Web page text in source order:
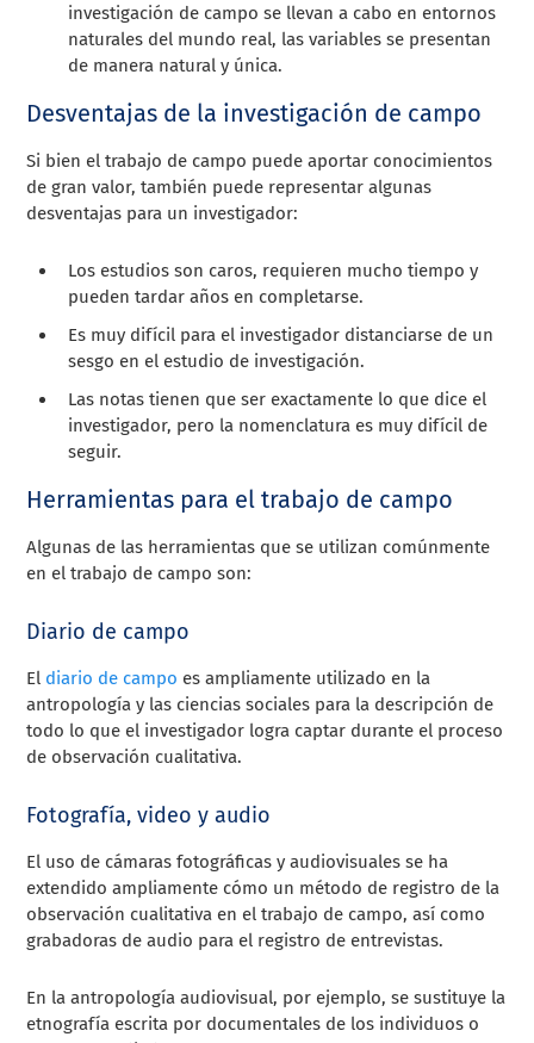
investigación de campo se llevan a cabo en entornos
naturales del mundo real, las variables se presentan
de manera natural y única.
Desventajas de la investigación de campo
Si bien el trabajo de campo puede aportar conocimientos
de gran valor, también puede representar algunas
desventajas para un investigador:
Los estudios son caros, requieren mucho tiempo y
pueden tardar años en completarse.
Es muy difícil para el investigador distanciarse de un
sesgo en el estudio de investigación.
Las notas tienen que ser exactamente lo que dice el
investigador, pero la nomenclatura es muy difícil de
seguir.
Herramientas para el trabajo de campo
Algunas de las herramientas que se utilizan comúnmente
en el trabajo de campo son:
Diario de campo
El diario de campo es ampliamente utilizado en la
antropología y las ciencias sociales para la descripción de
todo lo que el investigador logra captar durante el proceso
de observación cualitativa.
Fotografía, video y audio
El uso de cámaras fotográficas y audiovisuales se ha
extendido ampliamente cómo un método de registro de la
observación cualitativa en el trabajo de campo, así como
grabadoras de audio para el registro de entrevistas.
En la antropología audiovisual, por ejemplo, se sustituye la
etnografía escrita por documentales de los individuos o